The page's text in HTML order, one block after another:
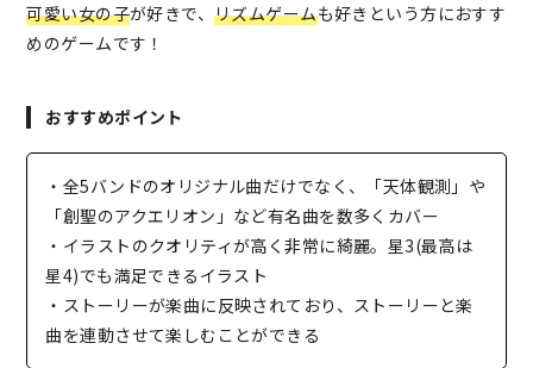
可愛い女の子が好きで、リズムゲームも好きという方におすす
めのゲームです！
おすすめポイント
・全5バンドのオリジナル曲だけでなく、「天体観測」や
「創聖のアクエリオン」など有名曲を数多くカバー
・イラストのクオリティが高く非常に綺麗。星3(最高は
星4)でも満足できるイラスト
・ストーリーが楽曲に反映されており、ストーリーと楽
曲を連動させて楽しむことができる